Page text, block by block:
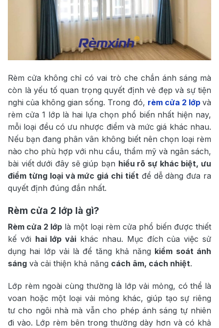
Rèm cửa không chỉ có vai trò che chắn ánh sáng mà
còn là yếu tố quan trọng quyết định vẻ đẹp và sự tiện
nghi của không gian sống. Trong đó, rèm cửa 2 lớp và
rèm cửa 1 lớp là hai lựa chọn phổ biến nhất hiện nay,
mỗi loại đều có ưu nhược điểm và mức giá khác nhau.
Nếu bạn đang phân vân không biết nên chọn loại rèm
nào cho phù hợp với nhu cầu, thẩm mỹ và ngân sách,
bài viết dưới đây sẽ giúp bạn hiểu rõ sự khác biệt, ưu
điểm từng loại và mức giá chi tiết để dễ dàng đưa ra
quyết định đúng đắn nhất.
Rèm cửa 2 lớp là gì?
Rèm cửa 2 lớp là một loại rèm cửa phổ biến được thiết
kế với hai lớp vải khác nhau. Mục đích của việc sử
dụng hai lớp vải là để tăng khả năng kiểm soát ánh
sáng và cải thiện khả năng cách âm, cách nhiệt.
Lớp rèm ngoài cùng thường là lớp vải mỏng, có thể là
voan hoặc một loại vải mỏng khác, giúp tạo sự riêng
tư cho ngôi nhà mà vẫn cho phép ánh sáng tự nhiên
đi vào. Lớp rèm bên trong thường dày hơn và có khả